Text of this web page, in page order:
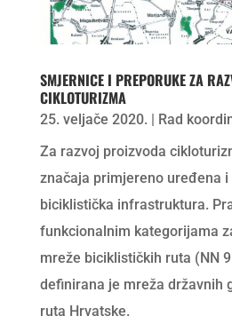
SMJERNICE I PREPORUKE ZA
CIKLOTURIZMA
25. veljače 2020. | Rad
Za razvoj proizvoda
značaja primjereno uređena i
biciklistička infrastruktura.
funkcionalnim kategorijama
mreže biciklističkih ruta (NN
definirana je mreža državnih
ruta Hrvatske.